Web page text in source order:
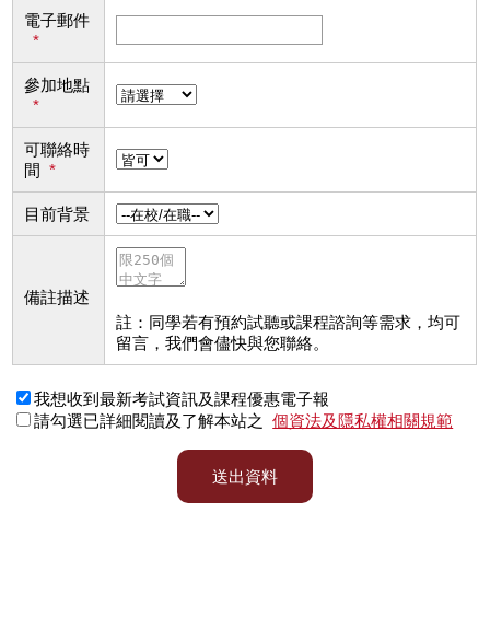
電子郵件
*
參加地點
*
可聯絡時
間 *
目前背景
備註描述
註：同學若有預約試聽或課程諮詢等需求，均可
留言，我們會儘快與您聯絡。
我想收到最新考試資訊及課程優惠電子報
請勾選已詳細閱讀及了解本站之
個資法及隱私權相關規範
送出資料